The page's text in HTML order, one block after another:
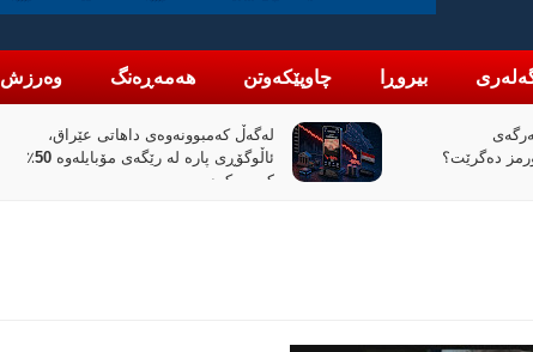
بیروڕا چاوپێکەوتن هەمەڕەنگ وەرزش
عێراق،
ئاڵوگۆڕی پارە لە رێگەی مۆبایلەوە 50٪
«پیانۆ» و فەلسەفەی ناتەواوبوون
خوێندنەوەیەکی باختینی